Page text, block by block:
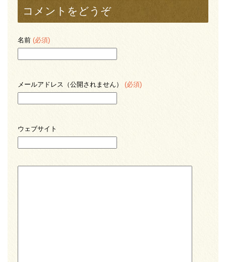
コメントをどうぞ
名前 (必須)
メールアドレス（公開されません） (必須)
ウェブサイト